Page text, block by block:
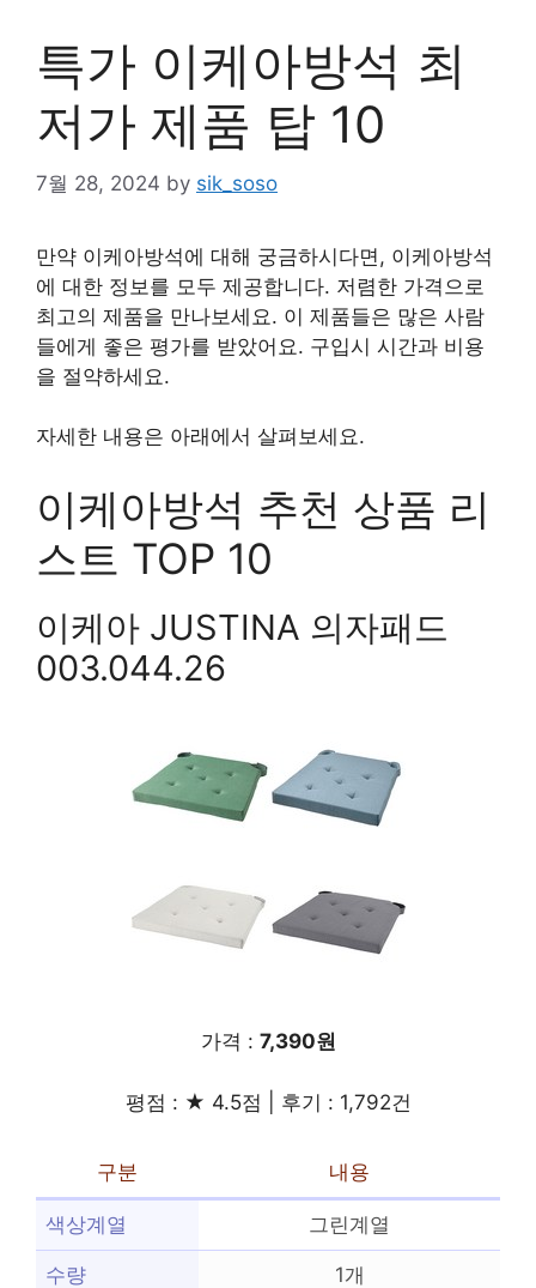
특가 이케아방석 최
저가 제품 탑 10
7월 28, 2024 by sik_soso
만약 이케아방석에 대해 궁금하시다면, 이케아방석
에 대한 정보를 모두 제공합니다. 저렴한 가격으로
최고의 제품을 만나보세요. 이 제품들은 많은 사람
들에게 좋은 평가를 받았어요. 구입시 시간과 비용
을 절약하세요.
자세한 내용은 아래에서 살펴보세요.
이케아방석 추천 상품 리
스트 TOP 10
이케아 JUSTINA 의자패드
003.044.26
가격 : 7,390원
평점 : ★ 4.5점 | 후기 : 1,792건
구분 내용
색상계열 그린계열
수량 1개